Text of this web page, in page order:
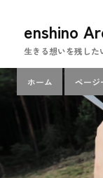
ン
テ
enshino
生きる想いを残し
メ
イ
ー
ホーム ページ